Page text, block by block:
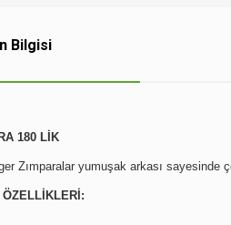
Bilgisi
180 LİK
Zımparalar yumuşak arkası sayesinde
ÖZELLİKLERİ: